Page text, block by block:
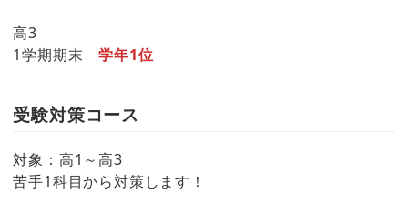
高3
1学期期末学年1位
受験対策コース
対象：高1～高3
苦手1科目から対策します！